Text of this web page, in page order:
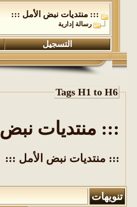
::: منتديات نبض الأمل :::
رسالة إدارية
التسجيل
Tags H1 to H6
::: منتديات
::: منتديات نبض الأمل :::
تنويهات